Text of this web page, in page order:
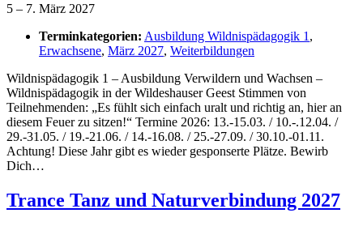
5 – 7. März 2027
Terminkategorien: Ausbildung Wildnispädagogik 1 ,
Erwachsene, März 2027, Weiterbildungen
Wildnispädagogik 1 – Ausbildung Verwildern und Wachsen –
Wildnispädagogik in der Wildeshauser Geest Stimmen von
Teilnehmenden: „Es fühlt sich einfach uralt und richtig an, hier an
diesem Feuer zu sitzen!“ Termine 2026: 13.-15.03. / 10.-.12.04. /
29.-31.05. / 19.-21.06. / 14.-16.08. / 25.-27.09. / 30.10.-01.11.
Achtung! Diese Jahr gibt es wieder gesponserte Plätze. Bewirb
Dich…
Trance Tanz und Naturverbindung 2027